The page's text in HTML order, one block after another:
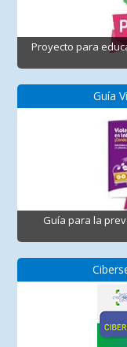
Proyecto para
Guía
Guía para la